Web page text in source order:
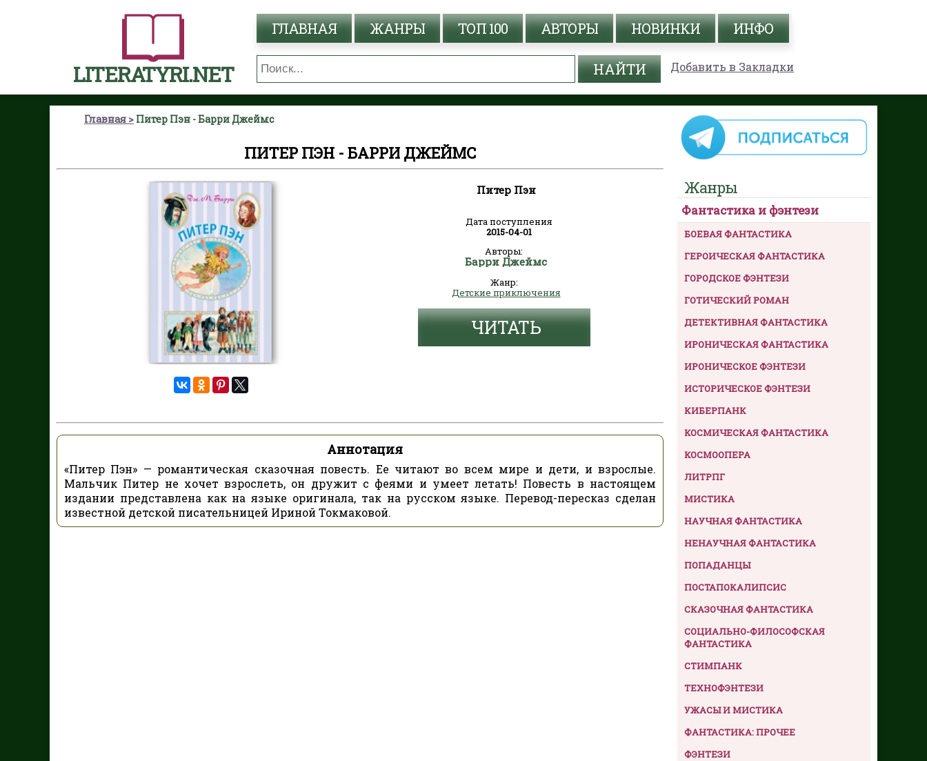
LITERATYRI.NET
ГЛАВНАЯ ЖАНРЫ ТОП 100 АВТОРЫ НОВИНКИ ИНФО
Добавить в Закладки
Главная Питер Пэн - Барри Джеймс
ПИТЕР ПЭН - БАРРИ ДЖЕЙМС
Питер Пэн
Дата поступления
2015-04-01
Авторы:
Барри Джеймс
Жанр:
Детские приключения
ЧИТАТЬ
Аннотация
«Питер Пэн» — романтическая сказочная повесть. Ее читают во всем мире и дети, и взрослые.
Мальчик Питер не хочет взрослеть, он дружит с феями и умеет летать! Повесть в настоящем
издании представлена как на языке оригинала, так на русском языке. Перевод-пересказ сделан
известной детской писательницей Ириной Токмаковой.
Жанры
Фантастика и фэнтези
БОЕВАЯ ФАНТАСТИКА
ГЕРОИЧЕСКАЯ ФАНТАСТИКА
ГОРОДСКОЕ ФЭНТЕЗИ
ГОТИЧЕСКИЙ РОМАН
ДЕТЕКТИВНАЯ ФАНТАСТИКА
ИРОНИЧЕСКАЯ ФАНТАСТИКА
ИРОНИЧЕСКОЕ ФЭНТЕЗИ
ИСТОРИЧЕСКОЕ ФЭНТЕЗИ
КИБЕРПАНК
КОСМИЧЕСКАЯ ФАНТАСТИКА
КОСМООПЕРА
ЛИТРПГ
МИСТИКА
НАУЧНАЯ ФАНТАСТИКА
НЕНАУЧНАЯ ФАНТАСТИКА
ПОПАДАНЦЫ
ПОСТАПОКАЛИПСИС
СКАЗОЧНАЯ ФАНТАСТИКА
СОЦИАЛЬНО-ФИЛОСОФСКАЯ
ФАНТАСТИКА
СТИМПАНК
ТЕХНОФЭНТЕЗИ
УЖАСЫ И МИСТИКА
ФАНТАСТИКА: ПРОЧЕЕ
ФЭНТЕЗИ